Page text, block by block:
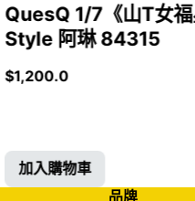
QuesQ 1/7《山T女
Style 阿琳 84315
$1,200.0
加入購物車
品牌